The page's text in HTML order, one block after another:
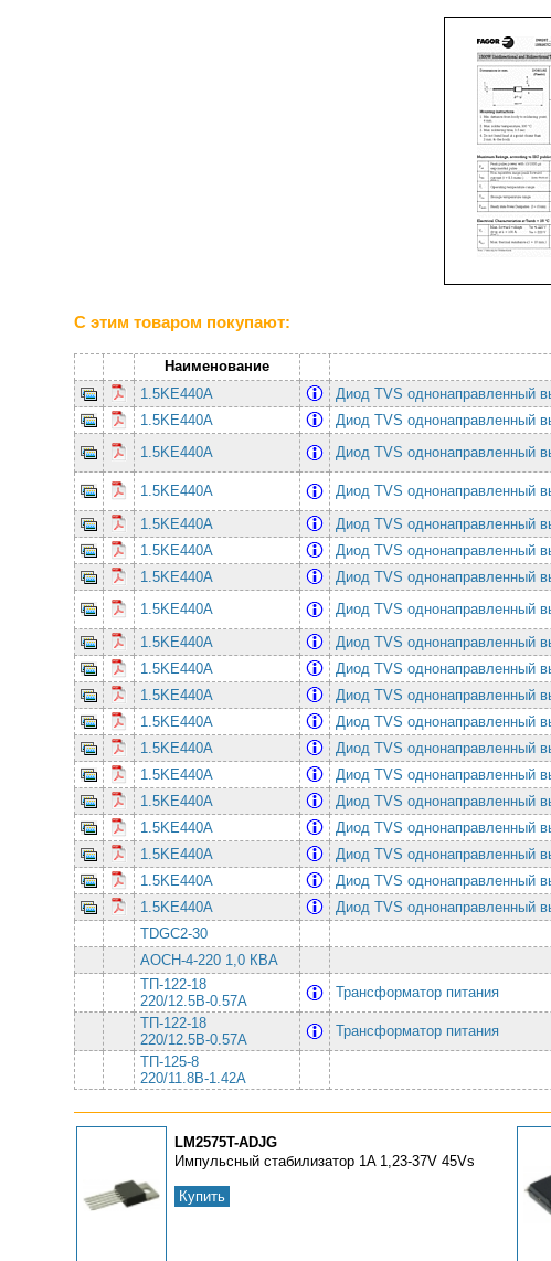
С этим товаром покупают:
Наименование
1.5KE440A
Диод TVS однонаправленный
1.5KE440A
Диод TVS однонаправленный
1.5KE440A
Диод TVS однонаправленный
1.5KE440A
Диод TVS однонаправленный
1.5KE440A
Диод TVS однонаправленный
1.5KE440A
Диод TVS однонаправленный
1.5KE440A
Диод TVS однонаправленный
1.5KE440A
Диод TVS однонаправленный
1.5KE440A
Диод TVS однонаправленный
1.5KE440A
Диод TVS однонаправленный
1.5KE440A
Диод TVS однонаправленный
1.5KE440A
Диод TVS однонаправленный
1.5KE440A
Диод TVS однонаправленный
1.5KE440A
Диод TVS однонаправленный
1.5KE440A
Диод TVS однонаправленный
1.5KE440A
Диод TVS однонаправленный
1.5KE440A
Диод TVS однонаправленный
1.5KE440A
Диод TVS однонаправленный
1.5KE440A
Диод TVS однонаправленный
TDGC2-30
АОСН-4-220 1,0 КВА
ТП-122-18
220/12.5В-0.57А
Трансформатор питания
ТП-122-18
220/12.5В-0.57А
Трансформатор питания
ТП-125-8
220/11.8В-1.42А
LM2575T-ADJG
Импульсный стабилизатор 1A 1,23-37V 45Vs
Купить